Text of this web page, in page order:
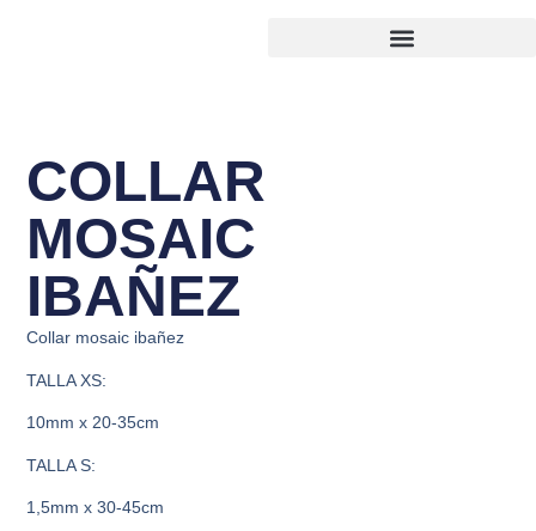
COLLAR
MOSAIC
IBAÑEZ
Collar mosaic ibañez
TALLA XS:
10mm x 20-35cm
TALLA S:
1,5mm x 30-45cm